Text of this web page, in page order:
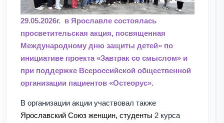
29.05.2026г. в Ярославле состоялась
просветительская акция, посвященная
Международному дню защиты детей» по
инициативе проекта «Завтрак со смыслом» и
при поддержке Всероссийской общественной
организации пациентов «Остеорус».
В организации акции участвовал также
Ярославский Союз женщин, студенты 2 курса